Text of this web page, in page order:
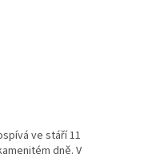
ve stáří 11